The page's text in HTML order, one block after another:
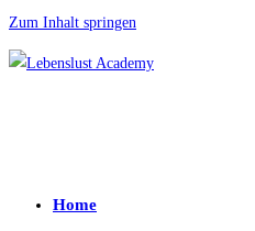
Zum Inhalt springen
Home